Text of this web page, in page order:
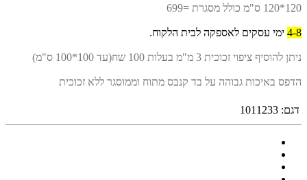
120*120 ס"מ כולל מסגרת =699
4-8 ימי עסקים לאספקה לבית הלקוח.
ניתן להוסיף ציפוי זכוכית 3 מ"מ בעלות 100 שח(עד 100*100 ס"מ)
הדפס באיכות גבוהה על בד קנבס מתוח וממוסגר ללא זכוכית
דגם: 1011233